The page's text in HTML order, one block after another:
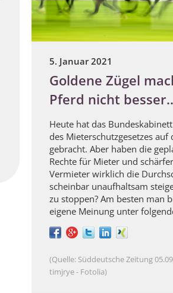
5. Januar 2021
Goldene Zügel
Pferd nicht
Heute hat das
des Mieterschutzgesetzes auf
gebracht. Aber haben die
Rechte für Mieter und
Vermieter wirklich die
scheinbar unaufhaltsam
zu stoppen? Am besten man
eigene Meinung unter
(Quelle: Süddeutsche Zeitung
timjrye - Fotolia)